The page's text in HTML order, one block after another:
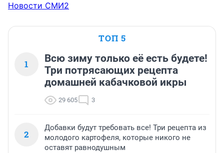
Новости СМИ2
ТОП 5
1
Всю зиму только её есть будете!
Три потрясающих рецепта
домашней кабачковой икры
29 605 3
2
Добавки будут требовать все! Три рецепта из
молодого картофеля, которые никого не
оставят равнодушным